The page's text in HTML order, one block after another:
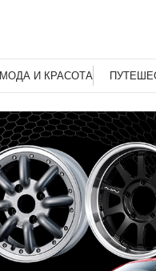
МОДА И КРАСОТА